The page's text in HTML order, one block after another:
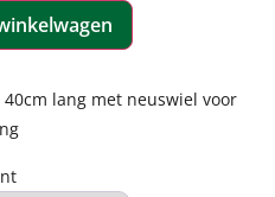
lang met neuswiel voor